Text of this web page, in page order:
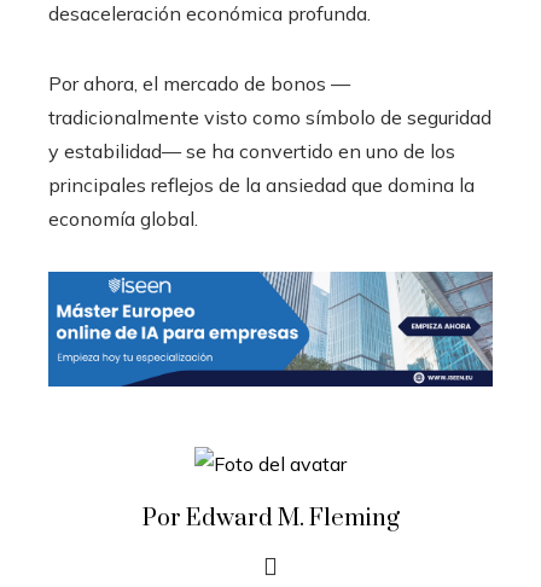
desaceleración económica profunda.
Por ahora, el mercado de bonos —
tradicionalmente visto como símbolo de seguridad
y estabilidad— se ha convertido en uno de los
principales reflejos de la ansiedad que domina la
economía global.
Por Edward M. Fleming